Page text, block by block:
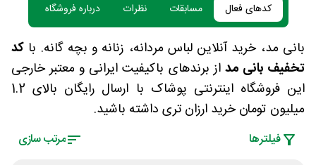
کدهای فعال مسابقات نظرات درباره فروشگاه
بانی مد، خرید آنلاین لباس مردانه، زنانه و بچه گانه. با کد
تخفیف بانی مد از برندهای باکیفیت ایرانی و معتبر خارجی
این فروشگاه اینترنتی پوشاک با ارسال رایگان بالای 1.2
میلیون تومان خرید ارزان تری داشته باشید.
فیلتر‌ها مرتب سازی